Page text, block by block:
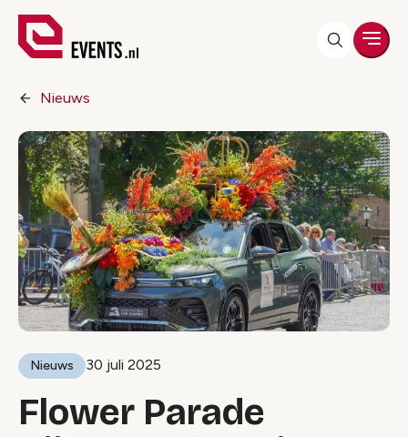
Nieuws
Nieuws 30 juli 2025
Flower Parade